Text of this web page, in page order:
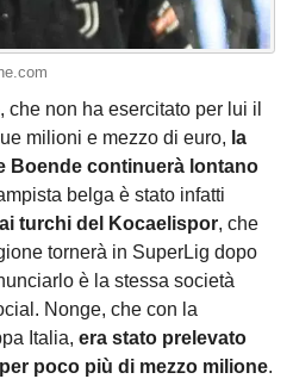
non ha esercitato per lui il
milioni e mezzo di euro, la
Boende continuerà lontano
belga è stato infatti
turchi del Kocaelispor, che
tornerà in SuperLig dopo
è la stessa società
Nonge, che con la
Italia, era stato prelevato
poco più di mezzo milione.